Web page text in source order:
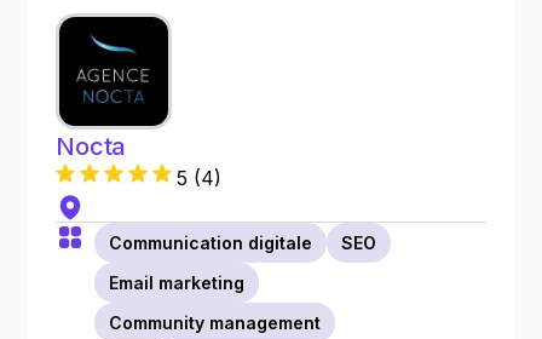
Nocta
5 (4)
Communication digitale
SEO
Email marketing
Community management